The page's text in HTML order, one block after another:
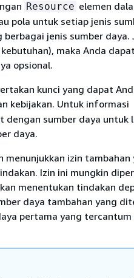
Resource elemen
pola untuk setiap jenis
jenis sumber daya.
maka Anda
opsional.
kunci yang dapat
kebijakan. Untuk informasi
sumber daya untuk
daya.
menunjukkan izin tambahan
Izin ini mungkin
menentukan tindakan
daya tambahan yang
pertama yang